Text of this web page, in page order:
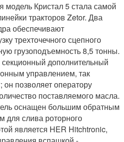
модель Кристал 5 стала самой
тракторов Zetor. Два
обеспечивают
трехточечного сцепного
грузоподъемность 8,5 тонны.
дополнительный
управлением, так
позволяет оператору
поставляемого масла.
оснащен большим обратным
для слива роторного
является HER Hitchtronic,